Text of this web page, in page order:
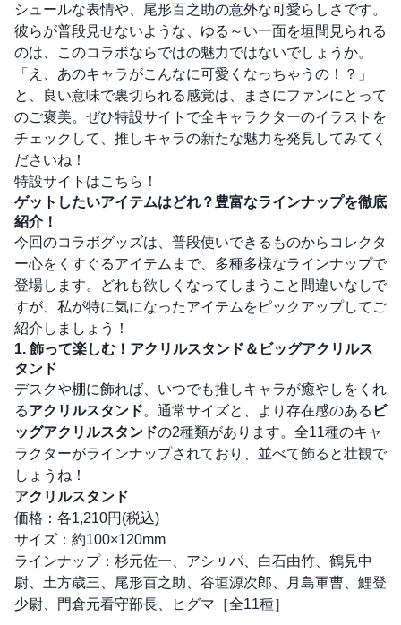
シュールな表情や、尾形百之助の意外な可愛らしさです。
彼らが普段見せないような、ゆる～い一面を垣間見られる
のは、このコラボならではの魅力ではないでしょうか。
「え、あのキャラがこんなに可愛くなっちゃうの！？」
と、良い意味で裏切られる感覚は、まさにファンにとって
のご褒美。ぜひ特設サイトで全キャラクターのイラストを
チェックして、推しキャラの新たな魅力を発見してみてく
ださいね！
特設サイトはこちら！
ゲットしたいアイテムはどれ？豊富なラインナップを徹底
紹介！
今回のコラボグッズは、普段使いできるものからコレクタ
ー心をくすぐるアイテムまで、多種多様なラインナップで
登場します。どれも欲しくなってしまうこと間違いなしで
すが、私が特に気になったアイテムをピックアップしてご
紹介しましょう！
1. 飾って楽しむ！アクリルスタンド＆ビッグアクリルス
タンド
デスクや棚に飾れば、いつでも推しキャラが癒やしをくれ
るアクリルスタンド。通常サイズと、より存在感のある ビ
ッグアクリルスタンドの2種類があります。全11種のキャ
ラクターがラインナップされており、並べて飾ると壮観で
しょうね！
アクリルスタンド
価格：各1,210円(税込)
サイズ：約100×120mm
ラインナップ：杉元佐一、アシㇼパ、白石由竹、鶴見中
尉、土方歳三、尾形百之助、谷垣源次郎、月島軍曹、鯉登
少尉、門倉元看守部長、ヒグマ［全11種］